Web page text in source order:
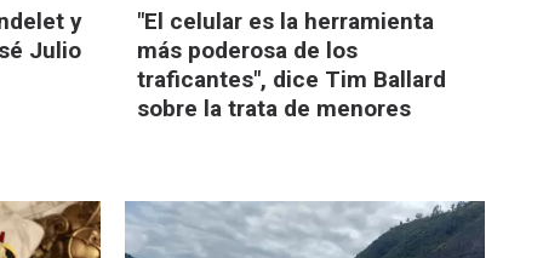
y
Julio
"El celular es la herramienta
más poderosa de los
traficantes", dice Tim Ballard
sobre la trata de menores